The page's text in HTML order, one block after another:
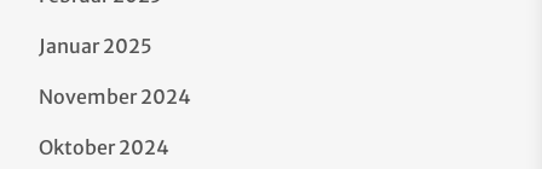
Januar 2025
November 2024
Oktober 2024